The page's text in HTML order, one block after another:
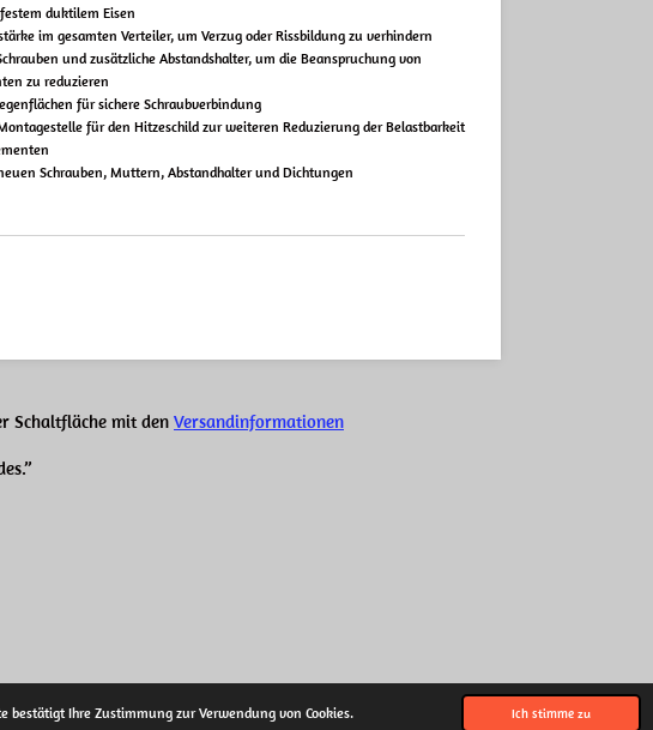
bestätigt Ihre Zustimmung zur Verwendung von Cookies. Ich stimme zu
duktilem Eisen
im gesamten Verteiler, um Verzug oder Rissbildung zu verhindern
und zusätzliche Abstandshalter, um die Beanspruchung von
zu reduzieren
für sichere Schraubverbindung
für den Hitzeschild zur weiteren Reduzierung der Belastbarkeit
Schrauben, Muttern, Abstandhalter und Dichtungen
Schaltfläche mit den Versandinformationen
Webador